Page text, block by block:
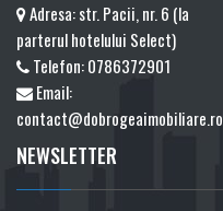
Adresa: str. Pacii, nr. 6 (la
parterul hotelului Select)
Telefon:0786372901
Email:
contact@dobrogeaimobiliare.ro
NEWSLETTER